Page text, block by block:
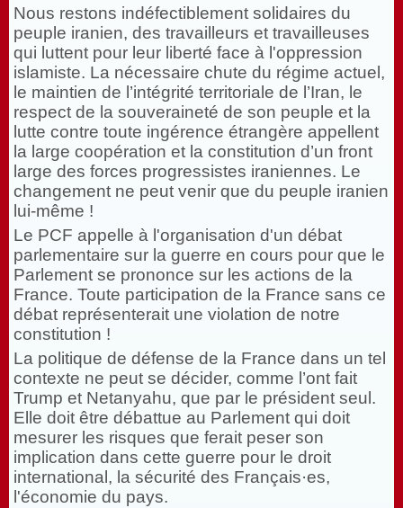
Nous restons indéfectiblement solidaires du
peuple iranien, des travailleurs et travailleuses
qui luttent pour leur liberté face à l'oppression
islamiste. La nécessaire chute du régime actuel,
le maintien de l’intégrité territoriale de l’Iran, le
respect de la souveraineté de son peuple et la
lutte contre toute ingérence étrangère appellent
la large coopération et la constitution d’un front
large des forces progressistes iraniennes. Le
changement ne peut venir que du peuple iranien
lui-même !
Le PCF appelle à l'organisation d'un débat
parlementaire sur la guerre en cours pour que le
Parlement se prononce sur les actions de la
France. Toute participation de la France sans ce
débat représenterait une violation de notre
constitution !
La politique de défense de la France dans un tel
contexte ne peut se décider, comme l’ont fait
Trump et Netanyahu, que par le président seul.
Elle doit être débattue au Parlement qui doit
mesurer les risques que ferait peser son
implication dans cette guerre pour le droit
international, la sécurité des Français·es,
l'économie du pays.